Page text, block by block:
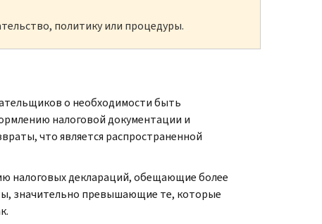
политику или процедуры.
о необходимости быть
налоговой документации и
что является распространенной
налоговых деклараций, обещающие более
значительно превышающие те, которые